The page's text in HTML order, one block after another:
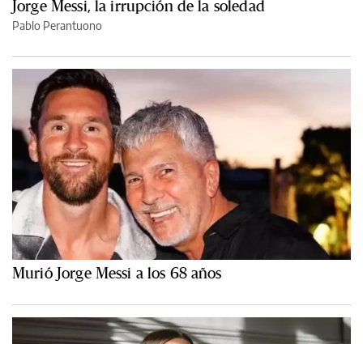
Jorge Messi, la irrupción de la soledad
Pablo Perantuono
Murió Jorge Messi a los 68 años